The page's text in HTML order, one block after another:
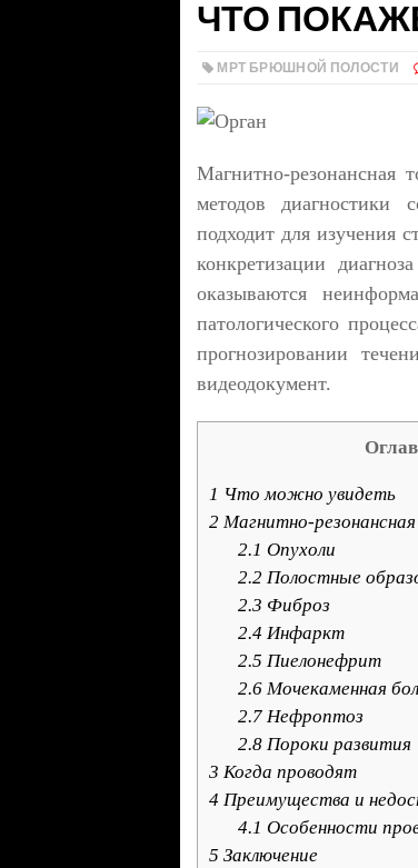
ЧТО
МРТ БРЮШНОЙ ПОЛОСТИ
Магнитно-резонансная
методов диагностики
подходит для изучения
конкретизации
оказываются
патологического
прогнозировании
видеодокумент.
1 Что можно увидеть
2 Магнитно-
2.1 Опухоли
2.2 Полостные
2.3 Фиброз
2.4 Инфаркт
2.5 Пиелонефрит
2.6Мочекаменная
2.7Нефроптоз
2.8Пороки развития
3 Когда проводят
4 Преимущества и
4.1 Особенности
5 Заключение